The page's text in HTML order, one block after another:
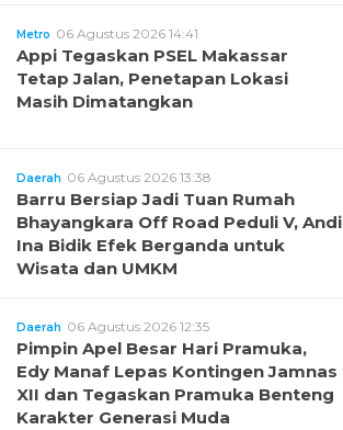
Metro 06 Agustus 2026 14:41
Appi Tegaskan PSEL Makassar
Tetap Jalan, Penetapan Lokasi
Masih Dimatangkan
Daerah 06 Agustus 2026 13:38
Barru Bersiap Jadi Tuan Rumah
Bhayangkara Off Road Peduli V, Andi
Ina Bidik Efek Berganda untuk
Wisata dan UMKM
Daerah 06 Agustus 2026 12:35
Pimpin Apel Besar Hari Pramuka,
Edy Manaf Lepas Kontingen Jamnas
XII dan Tegaskan Pramuka Benteng
Karakter Generasi Muda